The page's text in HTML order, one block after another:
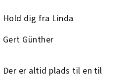
Hold dig fra Linda
Gert Günther
Der er altid plads til en til